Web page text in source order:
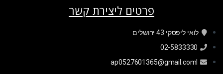
פרטים ליצירת קשר
לואי ליפסקי 43 ירושלים
02-5833330
ap0527601365@gmail.coml